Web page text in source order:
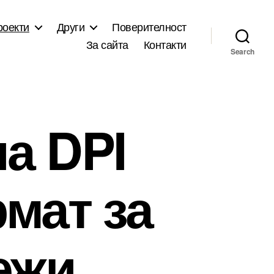
Други
Поверителност
За сайта
Контакти Search
DPI
за